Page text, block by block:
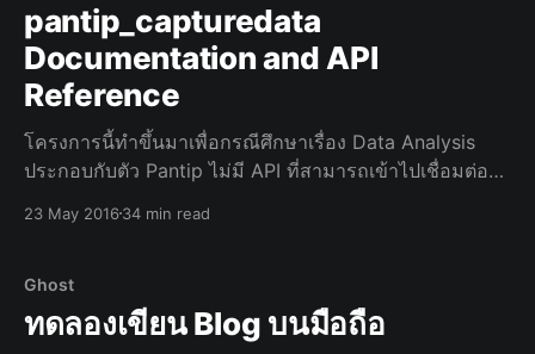
pantip_capturedata
Documentation and API
Reference
โครงการนี้ทำขึ้นมาเพื่อกรณีศึกษาเรื่อง Data Analysis
ประกอบกับตัว Pantip ไม่มี API ที่สามารถเข้าไปเชื่อมต่อ
เว็บไซต์ ไม่มีเจตนาในการละเมิดลิขสิทธิ์และแสวงหาผล
23 May 201634 min read
Ghost
ทดลองเขียน Blog บนมือถือ